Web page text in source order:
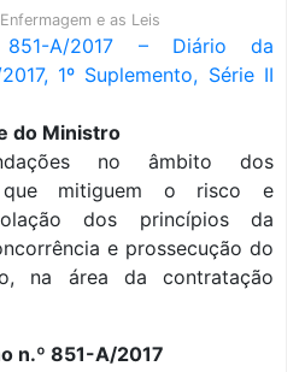
e as Leis
851-A/2017 – Diário da
1º Suplemento, Série II
do Ministro
no âmbito dos
que mitiguem o risco e
dos princípios da
e prossecução do
na área da contratação
n.º 851-A/2017